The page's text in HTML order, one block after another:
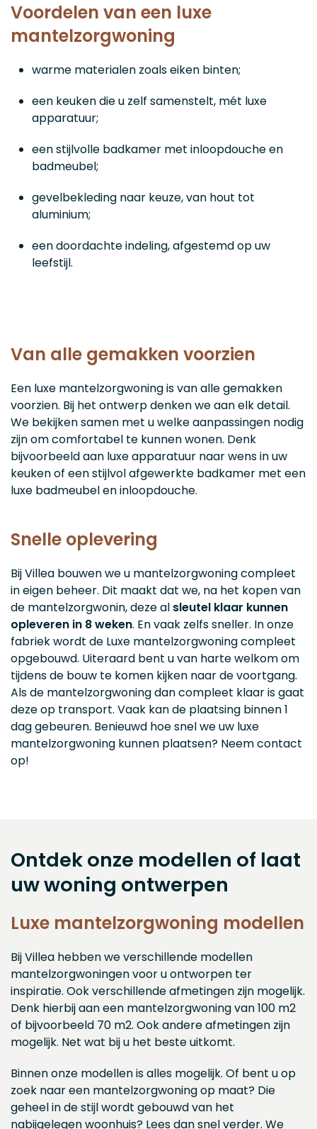
Voordelen van een luxe
mantelzorgwoning
warme materialen zoals eiken binten;
een keuken die u zelf samenstelt, mét luxe
apparatuur;
een stijlvolle badkamer met inloopdouche en
badmeubel;
gevelbekleding naar keuze, van hout tot
aluminium;
een doordachte indeling, afgestemd op uw
leefstijl.
Van alle gemakken voorzien
Een luxe mantelzorgwoning is van alle gemakken
voorzien. Bij het ontwerp denken we aan elk detail.
We bekijken samen met u welke aanpassingen nodig
zijn om comfortabel te kunnen wonen. Denk
bijvoorbeeld aan luxe apparatuur naar wens in uw
keuken of een stijlvol afgewerkte badkamer met een
luxe badmeubel en inloopdouche.
Snelle oplevering
Bij Villea bouwen we u mantelzorgwoning compleet
in eigen beheer. Dit maakt dat we, na het kopen van
de mantelzorgwonin, deze al sleutel klaar kunnen
opleveren in 8 weken. En vaak zelfs sneller. In onze
fabriek wordt de Luxe mantelzorgwoning compleet
opgebouwd. Uiteraard bent u van harte welkom om
tijdens de bouw te komen kijken naar de voortgang.
Als de mantelzorgwoning dan compleet klaar is gaat
deze op transport. Vaak kan de plaatsing binnen 1
dag gebeuren. Benieuwd hoe snel we uw luxe
mantelzorgwoning kunnen plaatsen? Neem contact
op!
Ontdek onze modellen of laat
uw woning ontwerpen
Luxe mantelzorgwoning modellen
Bij Villea hebben we verschillende modellen
mantelzorgwoningen voor u ontworpen ter
inspiratie. Ook verschillende afmetingen zijn mogelijk.
Denk hierbij aan een mantelzorgwoning van 100 m2
of bijvoorbeeld 70 m2. Ook andere afmetingen zijn
mogelijk. Net wat bij u het beste uitkomt.
Binnen onze modellen is alles mogelijk. Of bent u op
zoek naar een mantelzorgwoning op maat? Die
geheel in de stijl wordt gebouwd van het
nabijgelegen woonhuis? Lees dan snel verder. We